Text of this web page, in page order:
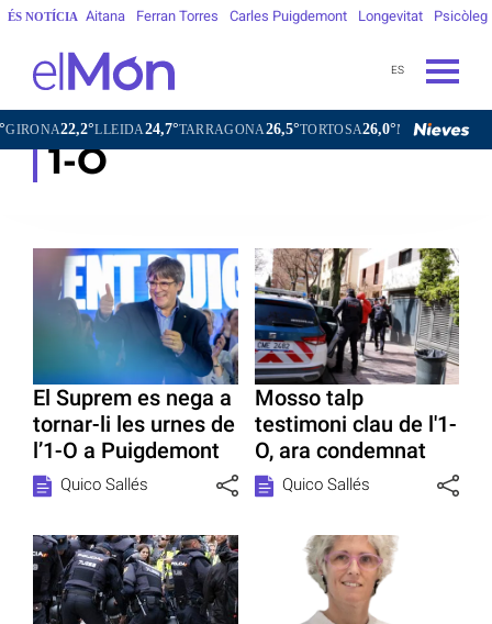
ÉS NOTÍCIA Aitana Ferran Torres Carles Puigdemont Longevitat Psicòleg
ES
22,2°LLEIDA24,7°TARRAGONA26,5°TORTOSA26,0°MATARÓ23,8°VIC
1-O
El Suprem es nega a
tornar-li les urnes de
l’1-O a Puigdemont
Quico Sallés
Mosso talp
testimoni clau de l'1-
O, ara condemnat
Quico Sallés